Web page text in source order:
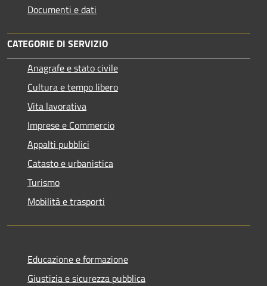
Documenti e dati
CATEGORIE DI SERVIZIO
Anagrafe e stato civile
Cultura e tempo libero
Vita lavorativa
Imprese e Commercio
Appalti pubblici
Catasto e urbanistica
Turismo
Mobilità e trasporti
Educazione e formazione
Giustizia e sicurezza pubblica